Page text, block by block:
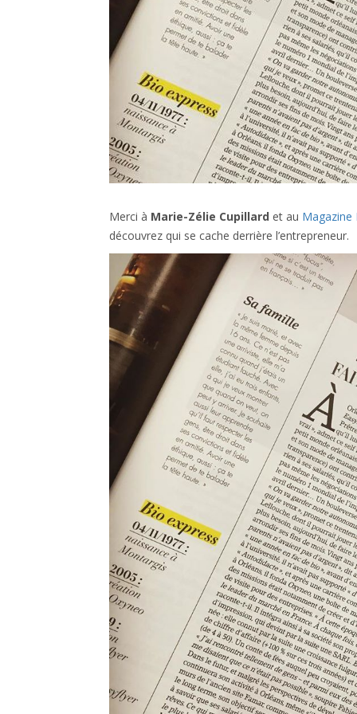
Merci à Marie-Zélie Cupillard et au Magazine
découvrez qui se cache derrière l’entrepreneur.